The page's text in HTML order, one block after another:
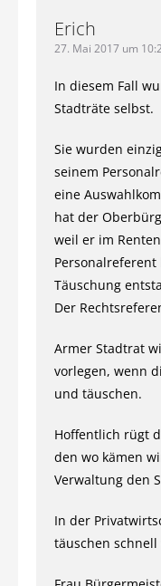
Erich
27. Mai 2017 um
In diesem Fall
Stadträte selbst.
Sie wurden
seinem
eine
hat der
weil er im
Personalreferent
Täuschung
Der
Armer Stadtrat
vorlegen, wenn
und täuschen.
Hoffentlich rügt
den wo kämen
Verwaltung den
In der
täuschen schnell